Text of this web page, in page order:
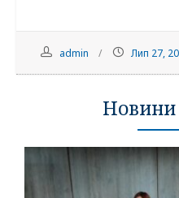
admin Лип 27,